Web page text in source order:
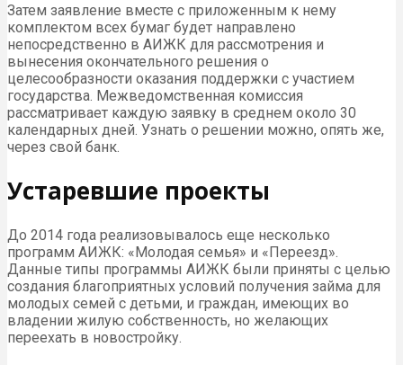
Затем заявление вместе с приложенным к нему
комплектом всех бумаг будет направлено
непосредственно в АИЖК для рассмотрения и
вынесения окончательного решения о
целесообразности оказания поддержки с участием
государства. Межведомственная комиссия
рассматривает каждую заявку в среднем около 30
календарных дней. Узнать о решении можно, опять же,
через свой банк.
Устаревшие проекты
До 2014 года реализовывалось еще несколько
программ АИЖК: «Молодая семья» и «Переезд».
Данные типы программы АИЖК были приняты с целью
создания благоприятных условий получения займа для
молодых семей с детьми, и граждан, имеющих во
владении жилую собственность, но желающих
переехать в новостройку.